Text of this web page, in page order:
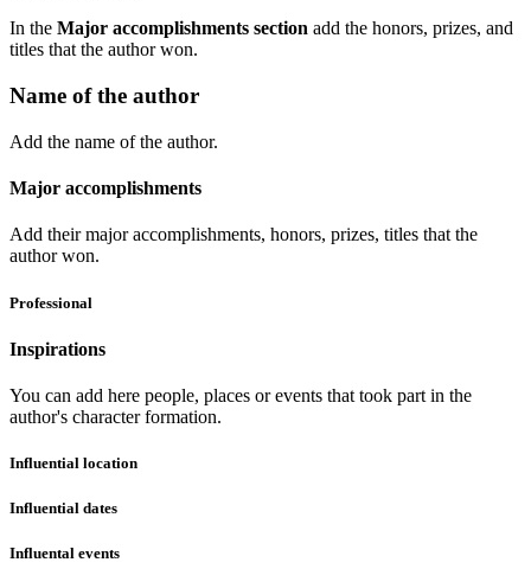
In the Major accomplishments section add the honors, prizes, and
titles that the author won.
Name of the author
Add the name of the author.
Major accomplishments
Add their major accomplishments, honors, prizes, titles that the
author won.
Professional
Inspirations
You can add here people, places or events that took part in the
author's character formation.
Influential location
Influential dates
Influental events